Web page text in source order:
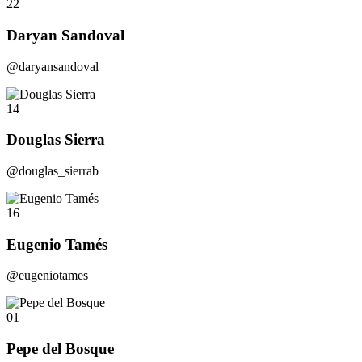
22
Daryan Sandoval
@daryansandoval
14
Douglas Sierra
@douglas_sierrab
16
Eugenio Tamés
@eugeniotames
01
Pepe del Bosque